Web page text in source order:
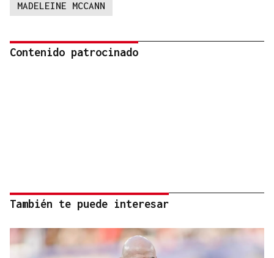
MADELEINE MCCANN
Contenido patrocinado
También te puede interesar